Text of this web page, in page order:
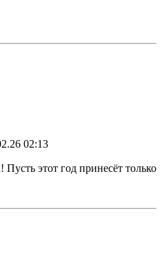
02:13
этот год принесёт только